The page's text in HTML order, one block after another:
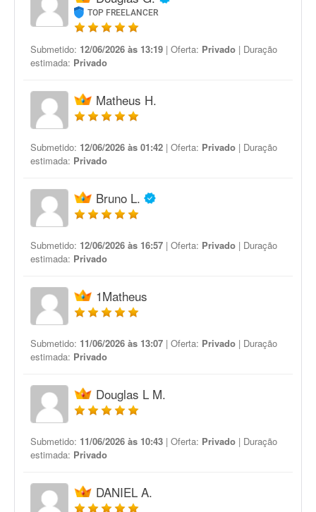
TOP FREELANCER
Submetido: 12/06/2026 às 13:19 | Oferta: Privado | Duração
estimada: Privado
Matheus H.
Submetido: 12/06/2026 às 01:42 | Oferta: Privado | Duração
estimada: Privado
Bruno L.
Submetido: 12/06/2026 às 16:57 | Oferta: Privado | Duração
estimada: Privado
1Matheus
Submetido: 11/06/2026 às 13:07 | Oferta: Privado | Duração
estimada: Privado
Douglas L M.
Submetido: 11/06/2026 às 10:43 | Oferta: Privado | Duração
estimada: Privado
DANIEL A.